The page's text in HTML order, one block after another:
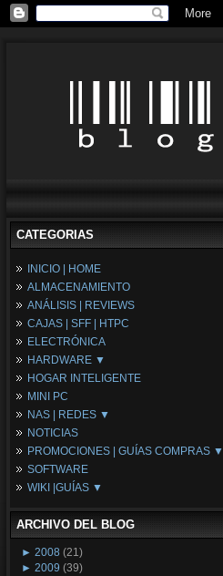
CATEGORIAS
INICIO | HOME
ALMACENAMIENTO
ANÁLISIS | REVIEWS
CAJAS | SFF | HTPC
ELECTRÓNICA
HARDWARE ▼
Fuentes de Alimentación
Memória RAM
Placas Base
Procesadores
Periféricos
Refrigeración
Tarjetas Gráficas
HOGAR INTELIGENTE
MINI PC
NAS | REDES ▼
NAS
Espacio Synology
Redes
NOTICIAS
PROMOCIONES | GUÍAS COMPRAS ▼
Configuraciones Ordenadores
Guías de Compras
SOFTWARE
WIKI |GUÍAS ▼
Wikipedia
ARCHIVO DEL BLOG
► 2008 (21)
► 2009 (39)